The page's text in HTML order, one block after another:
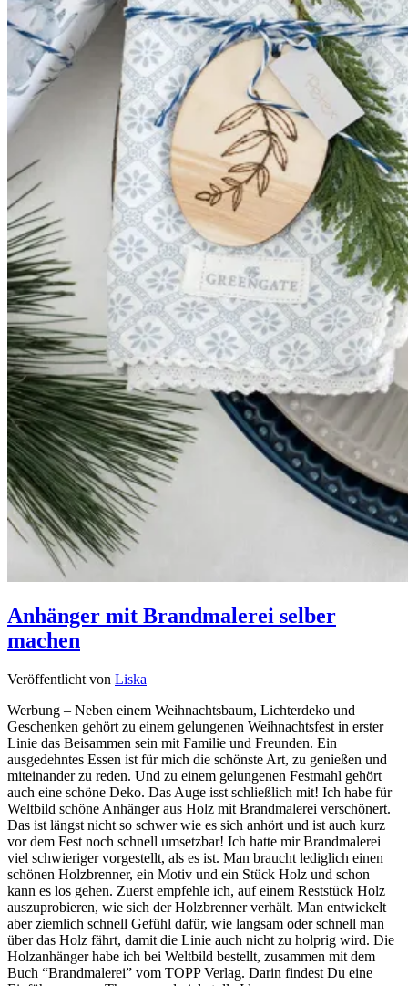
Anhänger mit Brandmalerei selber
machen
Veröffentlicht von Liska
Werbung – Neben einem Weihnachtsbaum, Lichterdeko und
Geschenken gehört zu einem gelungenen Weihnachtsfest in erster
Linie das Beisammen sein mit Familie und Freunden. Ein
ausgedehntes Essen ist für mich die schönste Art, zu genießen und
miteinander zu reden. Und zu einem gelungenen Festmahl gehört
auch eine schöne Deko. Das Auge isst schließlich mit! Ich habe für
Weltbild schöne Anhänger aus Holz mit Brandmalerei verschönert.
Das ist längst nicht so schwer wie es sich anhört und ist auch kurz
vor dem Fest noch schnell umsetzbar! Ich hatte mir Brandmalerei
viel schwieriger vorgestellt, als es ist. Man braucht lediglich einen
schönen Holzbrenner, ein Motiv und ein Stück Holz und schon
kann es los gehen. Zuerst empfehle ich, auf einem Reststück Holz
auszuprobieren, wie sich der Holzbrenner verhält. Man entwickelt
aber ziemlich schnell Gefühl dafür, wie langsam oder schnell man
über das Holz fährt, damit die Linie auch nicht zu holprig wird. Die
Holzanhänger habe ich bei Weltbild bestellt, zusammen mit dem
Buch “Brandmalerei” vom TOPP Verlag. Darin findest Du eine